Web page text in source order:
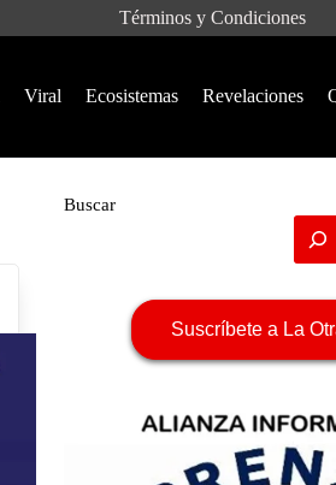
Términos y Condiciones
Viral Ecosistemas Revelaciones
Buscar
Suscríbete a La